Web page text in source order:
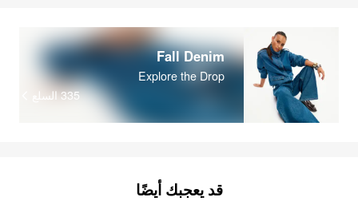
Fall Denim
Explore the Drop
335 السلع
قد يعجبك أيضًا